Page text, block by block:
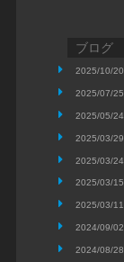
ブログ
2025/10/20
2025/07/25
2025/05/24
2025/03/29
2025/03/24
2025/03/15
2025/03/11
2024/09/02
2024/08/28